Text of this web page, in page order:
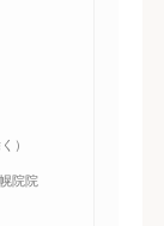
）
院院